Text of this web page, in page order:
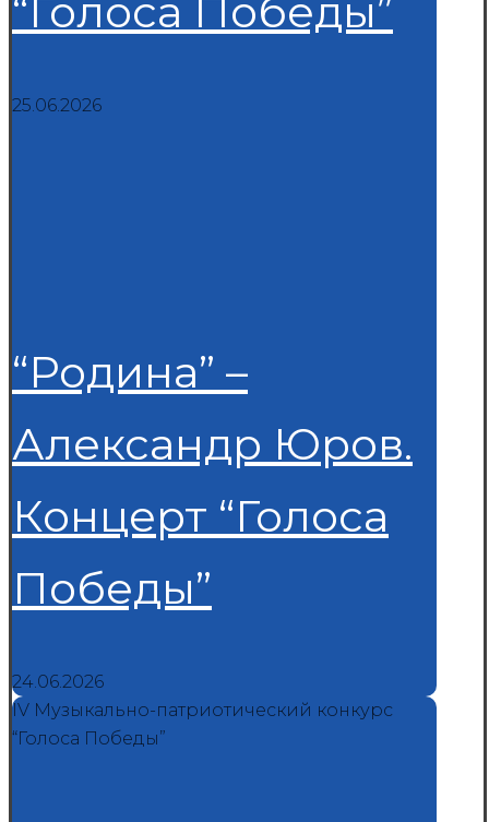
“Голоса Победы”
25.06.2026
“Родина” –
Александр Юров.
Концерт “Голоса
Победы”
24.06.2026
IV Музыкально-патриотический конкурс
“Голоса Победы”